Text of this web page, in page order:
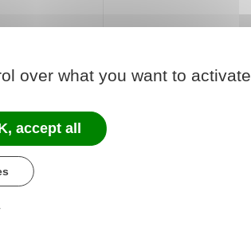
19 janvier
nouveau
over what you want to activate
accept all